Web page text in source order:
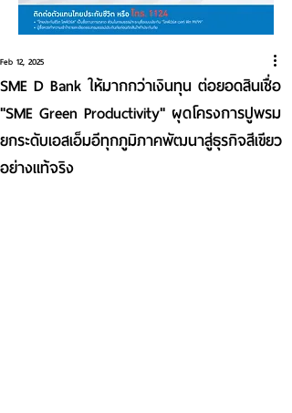
SME D Bank ให้มากกว่าเงินทุน ต่อยอดสินเชื่อ
"SME Green Productivity" ผุดโครงการปูพรม
ยกระดับเอสเอ็มอีทุกภูมิภาคพัฒนาสู่ธุรกิจสีเขียว
อย่างแท้จริง
Feb 12, 2025